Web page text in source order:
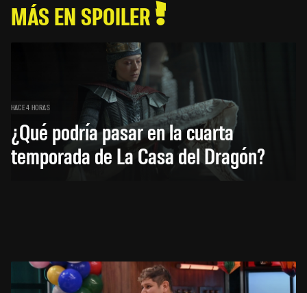
MÁS EN SPOILER
HACE 4 HORAS
¿Qué podría pasar en la cuarta
temporada de La Casa del Dragón?